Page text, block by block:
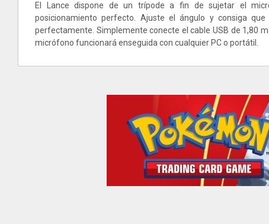
El Lance dispone de un trípode a fin de sujetar el
posicionamiento perfecto. Ajuste el ángulo y consiga
perfectamente. Simplemente conecte el cable USB de 1,80 m
micrófono funcionará enseguida con cualquier PC o portátil.